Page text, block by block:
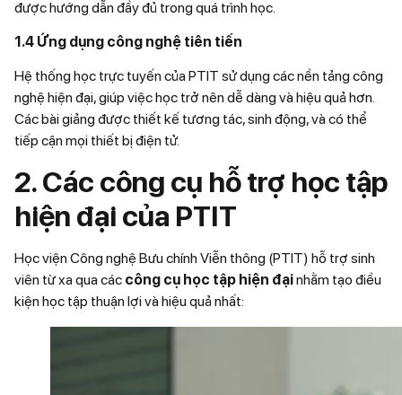
được hướng dẫn đầy đủ trong quá trình học.
1.4 Ứng dụng công nghệ tiên tiến
Hệ thống học trực tuyến của PTIT sử dụng các nền tảng công
nghệ hiện đại, giúp việc học trở nên dễ dàng và hiệu quả hơn.
Các bài giảng được thiết kế tương tác, sinh động, và có thể
tiếp cận mọi thiết bị điện tử.
2. Các công cụ hỗ trợ học tập
hiện đại của PTIT
Học viện Công nghệ Bưu chính Viễn thông (PTIT) hỗ trợ sinh
viên từ xa qua các công cụ học tập hiện đạinhằm tạo điều
kiện học tập thuận lợi và hiệu quả nhất: